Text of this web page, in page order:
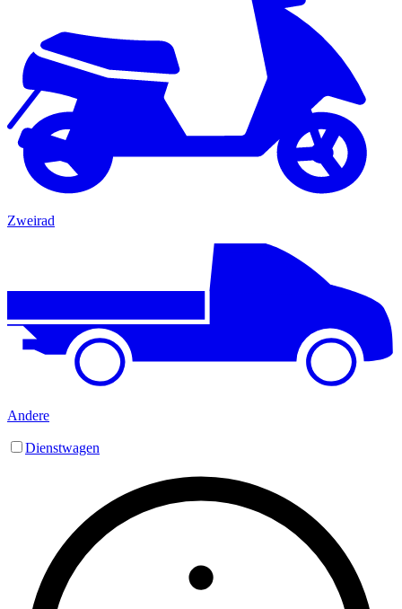
Zweirad
Andere
Dienstwagen